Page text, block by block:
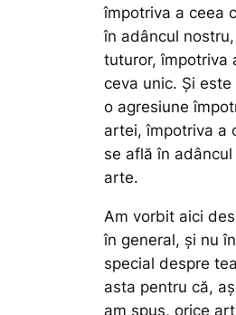
împotriva a ceea
în adâncul
tuturor, împotriva
ceva unic. Şi
o agresiune
artei, împotriva a
se află în adâncul
arte.
Am vorbit aici
în general, şi nu
special despre
asta pentru că,
am spus, orice